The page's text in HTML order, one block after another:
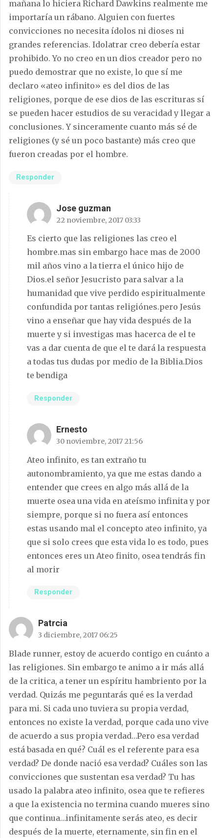
mañana lo hiciera Richard Dawkins realmente me
importaría un rábano. Alguien con fuertes
convicciones no necesita ídolos ni dioses ni
grandes referencias. Idolatrar creo debería estar
prohibido. Yo no creo en un dios creador pero no
puedo demostrar que no existe, lo que sí me
declaro «ateo infinito» es del dios de las
religiones, porque de ese dios de las escrituras sí
se pueden hacer estudios de su veracidad y llegar a
conclusiones. Y sinceramente cuanto más sé de
religiones (y sé un poco bastante) más creo que
fueron creadas por el hombre.
Responder
Jose guzman
22 noviembre, 2017 03:33
Es cierto que las religiones las creo el
hombre.mas sin embargo hace mas de 2000
mil años vino a la tierra el único hijo de
Dios.el señor Jesucristo para salvar a la
humanidad que vive perdido espiritualmente
confundida por tantas religiónes.pero Jesús
vino a enseñar que hay vida después de la
muerte y si investigas mas hacerca de el te
vas a dar cuenta de que el te dará la respuesta
a todas tus dudas por medio de la Biblia.Dios
te bendiga
Responder
Ernesto
30 noviembre, 2017 21:56
Ateo infinito, es tan extraño tu
autonombramiento, ya que me estas dando a
entender que crees en algo más allá de la
muerte osea una vida en ateísmo infinita y por
siempre, porque si no fuera así entonces
estas usando mal el concepto ateo infinito, ya
que si solo crees que esta vida lo es todo, pues
entonces eres un Ateo finito, osea tendrás fin
al morir
Responder
Patrcia
3 diciembre, 2017 06:25
Blade runner, estoy de acuerdo contigo en cuánto a
las religiones. Sin embargo te animo a ir más allá
de la critica, a tener un espíritu hambriento por la
verdad. Quizás me peguntarás qué es la verdad
para mi. Si cada uno tuviera su propia verdad,
entonces no existe la verdad, porque cada uno vive
de acuerdo a sus propia verdad…Pero esa verdad
está basada en qué? Cuál es el referente para esa
verdad? De donde nació esa verdad? Cuáles son las
convicciones que sustentan esa verdad? Tu has
usado la palabra ateo infinito, osea que te refieres
a que la existencia no termina cuando mueres sino
que continua…infinitamente serás ateo, es decir
después de la muerte, eternamente, sin fin en el